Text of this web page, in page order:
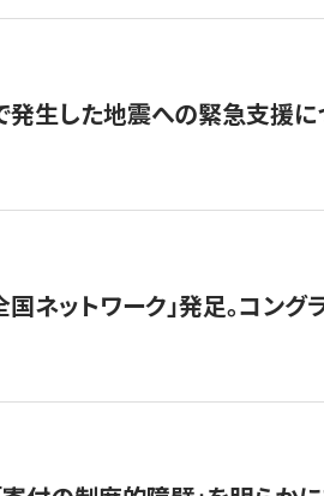
発生した地震への緊急支援に
ネットワーク」発足。コン